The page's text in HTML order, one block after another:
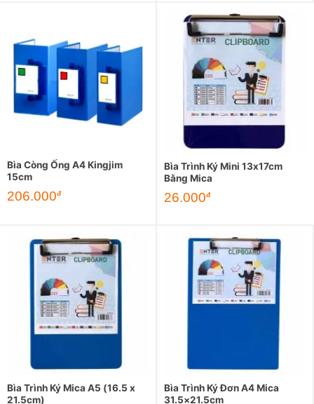
Bìa Còng Ống A4 Kingjim
15cm
206.000đ
Bìa Trình Ký Mini 13x17cm
Bằng Mica
26.000đ
Bìa Trình Ký Mica A5 (16.5 x
21.5cm)
Bìa Trình Ký Đơn A4 Mica
31.5×21.5cm